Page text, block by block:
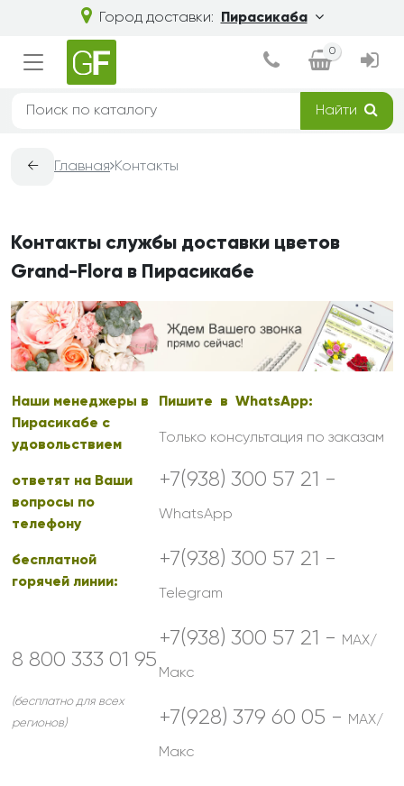
Город доставки: Пирасикаба
0
Найти
← Главная Контакты
Контакты службы доставки цветов
Grand-Flora в Пирасикабе
Наши менеджеры в
Пирасикабе с
удовольствием
ответят на Ваши
вопросы по
телефону
бесплатной
горячей линии:
8 800 333 01 95
(бесплатно для всех
регионов)
Пишите в WhatsApp:
Только консультация по заказам
+7(938) 300 57 21 -
WhatsApp
+7(938) 300 57 21 -
Telegram
+7(938) 300 57 21 - MAX/
Макс
+7(928) 379 60 05 - MAX/
Макс